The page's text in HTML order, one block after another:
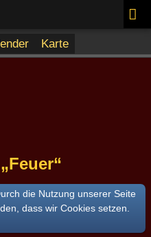
Karte
die Nutzung unserer Seite
dass wir Cookies setzen.